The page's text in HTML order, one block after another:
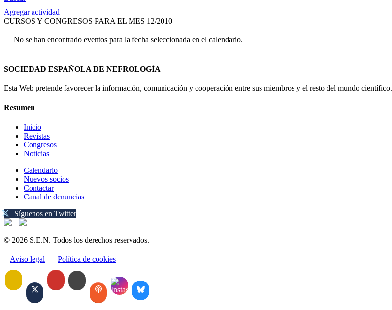
Agregar actividad
CURSOS Y CONGRESOS PARA EL MES 12/2010
No se han encontrado eventos para la fecha seleccionada en el calendario.
SOCIEDAD ESPAÑOLA DE NEFROLOGÍA
Esta Web pretende favorecer la información, comunicación y cooperación entre sus miembros y el resto del mundo científico.
Resumen
Inicio
Revistas
Congresos
Noticias
Calendario
Nuevos socios
Contactar
Canal de denuncias
Síguenos en Twitter
© 2026 S.E.N. Todos los derechos reservados.
Aviso legal Política de cookies